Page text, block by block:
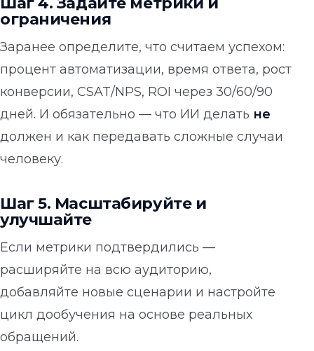
ограничения
Заранее определите, что считаем успехом:
процент автоматизации, время ответа, рост
конверсии, CSAT/NPS, ROI через 30/60/90
дней. И обязательно — что ИИ делать не
должен и как передавать сложные случаи
человеку.
Шаг 5. Масштабируйте и
улучшайте
Если метрики подтвердились —
расширяйте на всю аудиторию,
добавляйте новые сценарии и настройте
цикл дообучения на основе реальных
обращений.